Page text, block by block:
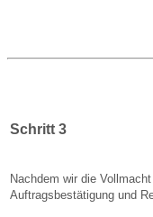
Schritt 3
Nachdem wir die
Auftragsbestätigung und